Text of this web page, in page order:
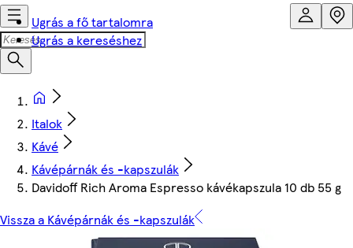
Ugrás a fő tartalomra
Ugrás a kereséshez
Italok
Kávé
Kávépárnák és -kapszulák
Davidoff Rich Aroma Espresso kávékapszula 10 db 55 g
Vissza a Kávépárnák és -kapszulák